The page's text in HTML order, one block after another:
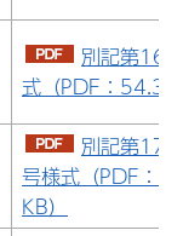
別記第16
式（PDF：
別記第17
号様式（PDF：
KB）